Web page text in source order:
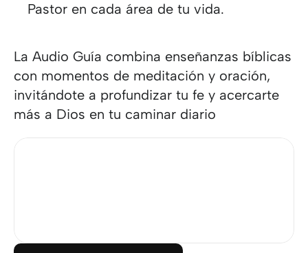
Pastor en cada área de tu vida.
La Audio Guía combina enseñanzas bíblicas
con momentos de meditación y oración,
invitándote a profundizar tu fe y acercarte
más a Dios en tu caminar diario​